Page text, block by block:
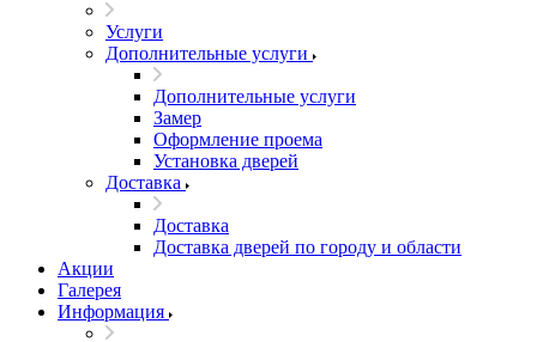
Услуги
Дополнительные услуги
Дополнительные услуги
Замер
Оформление проема
Установка дверей
Доставка
Доставка
Доставка дверей по городу и области
Акции
Галерея
Информация